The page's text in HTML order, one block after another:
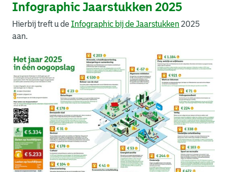
Infographic Jaarstukken 2025
Hierbij treft u de Infographic bij de Jaarstukken 2025
aan.